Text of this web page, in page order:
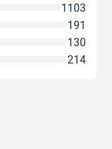
214
130
191
1103